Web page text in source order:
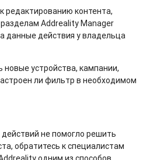
редактированию контента,
Addreality Manager
данные действия у владельца
новые устройства, кампании,
ли фильтр в необходимом
не помогло решить
обратитесь к специалистам